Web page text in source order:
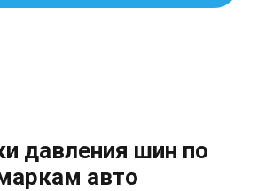
давления шин по
авто